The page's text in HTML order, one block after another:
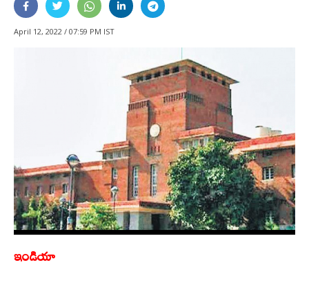
April 12, 2022 / 07:59 PM IST
ఇండియా